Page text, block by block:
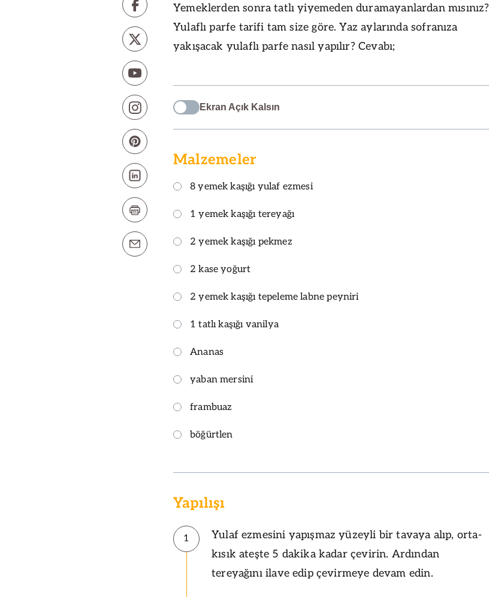
Yemeklerden sonra tatlı yiyemeden duramayanlardan mısınız?
Yulaflı parfe tarifi tam size göre. Yaz aylarında sofranıza
yakışacak yulaflı parfe nasıl yapılır? Cevabı;
Ekran Açık Kalsın
Malzemeler
8 yemek kaşığı yulaf ezmesi
1 yemek kaşığı tereyağı
2 yemek kaşığı pekmez
2 kase yoğurt
2 yemek kaşığı tepeleme labne peyniri
1 tatlı kaşığı vanilya
Ananas
yaban mersini
frambuaz
böğürtlen
Yapılışı
1
Yulaf ezmesini yapışmaz yüzeyli bir tavaya alıp, orta-
kısık ateşte 5 dakika kadar çevirin. Ardından
tereyağını ilave edip çevirmeye devam edin.